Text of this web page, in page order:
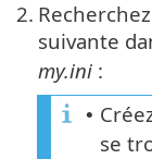
2.
suivante
my.ini :
•
se